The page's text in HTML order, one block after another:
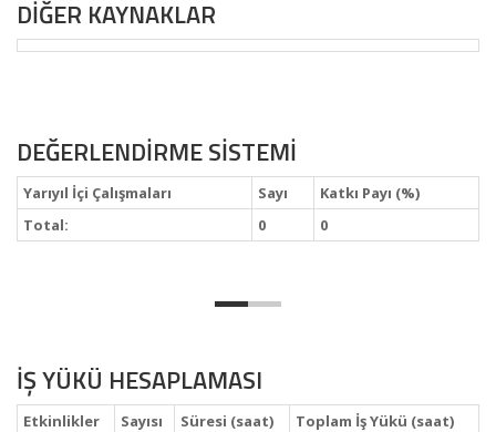
DİĞER KAYNAKLAR
DEĞERLENDİRME SİSTEMİ
Yarıyıl İçi Çalışmaları Sayı
Katkı Payı (%)
Total:
0 0
İŞ YÜKÜ HESAPLAMASI
Etkinlikler Sayısı Süresi (saat)
Toplam İş Yükü (saat)